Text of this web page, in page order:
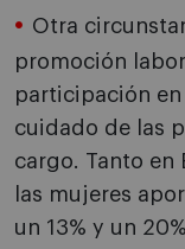
Otra
promoción
participación
cuidado de las
cargo. Tanto en
las mujeres
un 13% y un